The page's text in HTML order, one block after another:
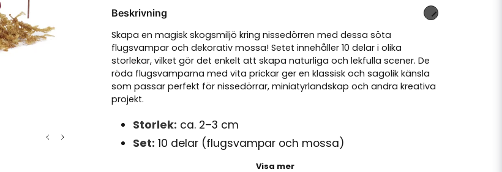
Beskrivning
Skapa en magisk skogsmiljö kring nissedörren med dessa söta
flugsvampar och dekorativ mossa! Setet innehåller 10 delar i olika
storlekar, vilket gör det enkelt att skapa naturliga och lekfulla scener. De
röda flugsvamparna med vita prickar ger en klassisk och sagolik känsla
som passar perfekt för nissedörrar, miniatyrlandskap och andra kreativa
projekt.
Storlek: ca. 2–3 cm
Set: 10 delar (flugsvampar och mossa)
Plast och naturmossa
Visa mer